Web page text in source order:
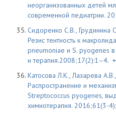
неорганизованных детей
современной педиатрии.
Сидоренко С.В.,
Резис тентность к
pneumoniae и S. pyogenes
и терапия.2008;17(2):1–4.
Катосова Л.К., Лазарева
Распространение и
Streptococcus pyogenes,
химиотерапия. 2016;61(3-